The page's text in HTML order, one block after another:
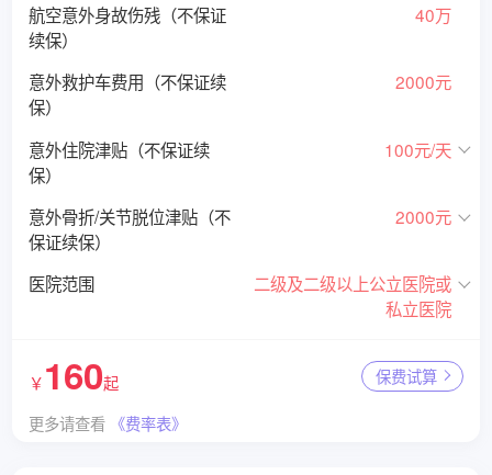
航空意外身故伤残（不保证
续保）
40万
意外救护车费用（不保证续
保）
2000元
意外住院津贴（不保证续
保）
100元/天
意外骨折/关节脱位津贴（不
保证续保）
2000元
医院范围
二级及二级以上公立医院或
私立医院
￥ 160起 保费试算
更多请查看 《费率表》